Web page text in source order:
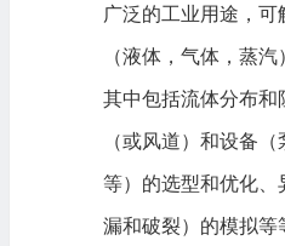
广泛的工业用途，
（液体，气体，蒸
其中包括流体分布和
（或风道）和设备
等）的选型和优化、
漏和破裂）的模拟等